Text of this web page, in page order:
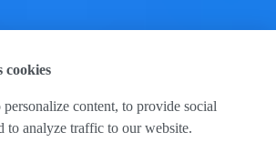
cookies
personalize content, to provide social
to analyze traffic to our website.